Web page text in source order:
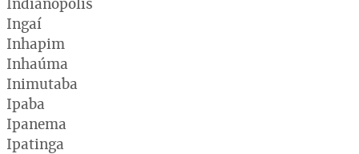
Ingaí
Inhapim
Inhaúma
Inimutaba
Ipaba
Ipanema
Ipatinga